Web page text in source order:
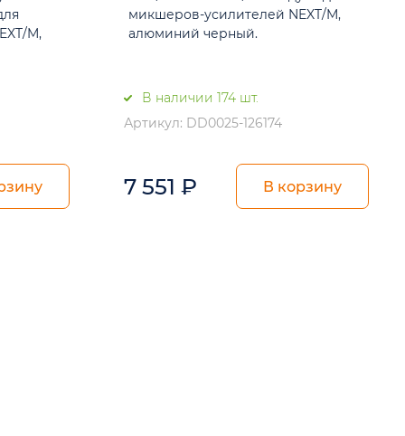
M,
микшеров-усилителей NEXT/M,
алюминий черный.
В наличии 174 шт.
Артикул: DD0025-126174
7 551 ₽ В корзину